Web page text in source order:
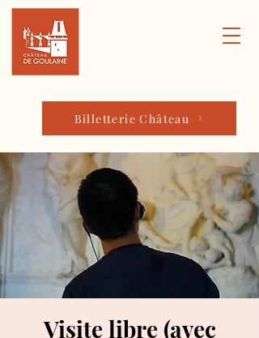
Billetterie Château
Visite libre (avec